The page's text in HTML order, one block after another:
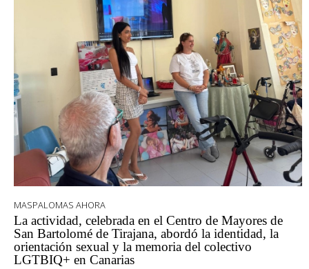
MASPALOMAS AHORA
La actividad, celebrada en el Centro de Mayores de
San Bartolomé de Tirajana, abordó la identidad, la
orientación sexual y la memoria del colectivo
LGTBIQ+ en Canarias